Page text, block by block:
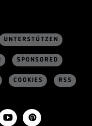
UNTERSTÜTZEN
SPONSORED
COOKIES RSS